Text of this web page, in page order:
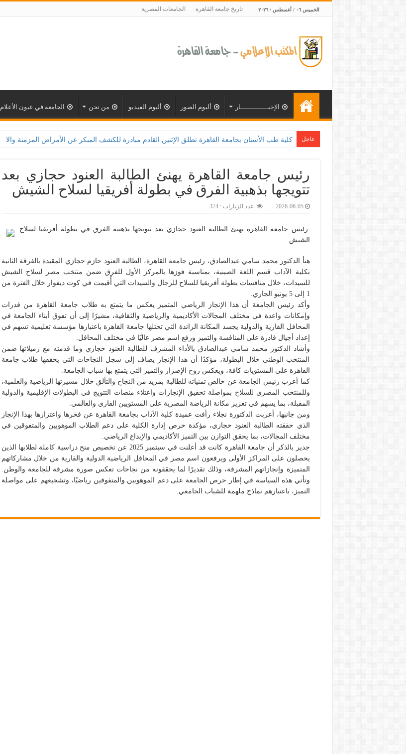
الخميس ٠٦ / أغسطس / ٢٠٢٦ تاريخ جامعة القاهرة الجامعات المصرية
الإخبــــــــــــــار ألبوم الصور ألبوم الفيديو من نحن الجامعة في عيون الأعلام
عاجل
رئيس جامعة القاهرة يهنئ الطالبة العنود حجازي بعد
تتويجها بذهبية الفرق في بطولة أفريقيا لسلاح الشيش
2026-06-05 عدد الزيارات : 374
رئيس جامعة القاهرة يهنئ الطالبة العنود حجازي بعد تتويجها بذهبية الفرق في بطولة أفريقيا لسلاح
الشيش
هنأ الدكتور محمد سامي عبدالصادق، رئيس جامعة القاهرة، الطالبة العنود حازم حجازي المقيدة بالفرقة الثانية
بكلية الآداب قسم اللغة الصينية، بمناسبة فوزها بالمركز الأول للفرق ضمن منتخب مصر لسلاح الشيش
للسيدات، خلال منافسات بطولة أفريقيا للسلاح للرجال والسيدات التي أُقيمت في كوت ديفوار خلال الفترة من
1 إلى 5 يونيو الجاري.
وأكد رئيس الجامعة أن هذا الإنجاز الرياضي المتميز يعكس ما يتمتع به طلاب جامعة القاهرة من قدرات
وإمكانات واعدة في مختلف المجالات الأكاديمية والرياضية والثقافية، مشيرًا إلى أن تفوق أبناء الجامعة في
المحافل القارية والدولية يجسد المكانة الرائدة التي تحتلها جامعة القاهرة باعتبارها مؤسسة تعليمية تسهم في
إعداد أجيال قادرة على المنافسة والتميز ورفع اسم مصر عاليًا في مختلف المحافل.
وأشاد الدكتور محمد سامي عبدالصادق بالأداء المشرف للطالبة العنود حجازي وما قدمته مع زميلاتها ضمن
المنتخب الوطني خلال البطولة، مؤكدًا أن هذا الإنجاز يضاف إلى سجل النجاحات التي يحققها طلاب جامعة
القاهرة على المستويات كافة، ويعكس روح الإصرار والتميز التي يتمتع بها شباب الجامعة.
كما أعرب رئيس الجامعة عن خالص تمنياته للطالبة بمزيد من النجاح والتألق خلال مسيرتها الرياضية والعلمية،
وللمنتخب المصري للسلاح بمواصلة تحقيق الإنجازات واعتلاء منصات التتويج في البطولات الإقليمية والدولية
المقبلة، بما يسهم في تعزيز مكانة الرياضة المصرية على المستويين القاري والعالمي.
ومن جانبها، أعربت الدكتورة نجلاء رأفت عميدة كلية الآداب بجامعة القاهرة عن فخرها واعتزازها بهذا الإنجاز
الذي حققته الطالبة العنود حجازي، مؤكدة حرص إدارة الكلية على دعم الطلاب الموهوبين والمتفوقين في
مختلف المجالات، بما يحقق التوازن بين التميز الأكاديمي والإبداع الرياضي.
جدير بالذكر أن جامعة القاهرة كانت قد أعلنت في سبتمبر 2025 عن تخصيص منح دراسية كاملة لطلابها الذين
يحصلون على المراكز الأولى ويرفعون اسم مصر في المحافل الرياضية الدولية والقارية من خلال مشاركاتهم
المتميزة وإنجازاتهم المشرفة، وذلك تقديرًا لما يحققونه من نجاحات تعكس صورة مشرفة للجامعة والوطن.
وتأتي هذه السياسة في إطار حرص الجامعة على دعم الموهوبين والمتفوقين رياضيًا، وتشجيعهم على مواصلة
التميز، باعتبارهم نماذج ملهمة للشباب الجامعي.